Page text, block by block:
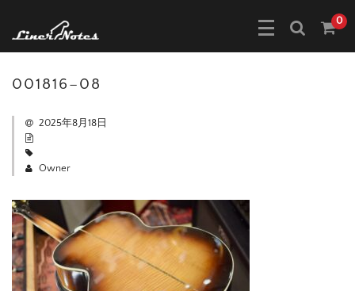
0
001816–08
2025年8月18日
Owner